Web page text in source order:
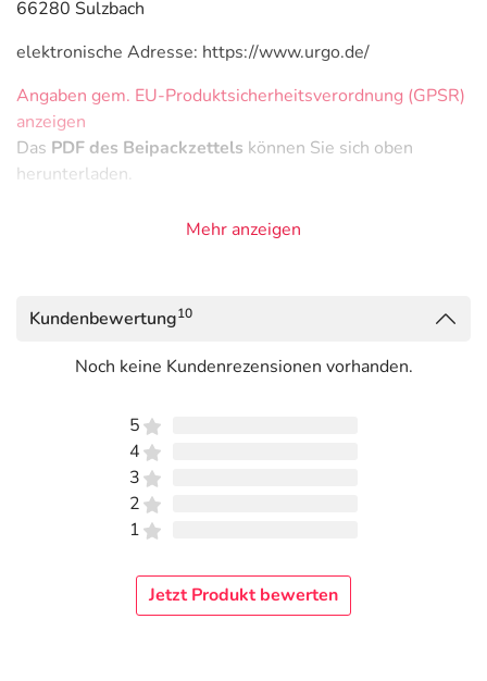
66280 Sulzbach
elektronische Adresse: https://www.urgo.de/
Angaben gem. EU-Produktsicherheitsverordnung (GPSR)
anzeigen
Das PDF des Beipackzettels können Sie sich oben
herunterladen.
Mehr anzeigen
Kundenbewertung10
Noch keine Kundenrezensionen vorhanden.
5
4
3
2
1
Jetzt Produkt bewerten